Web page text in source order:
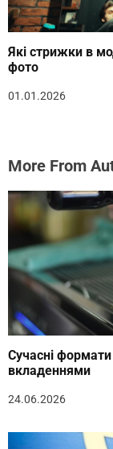
Які стрижки в
фото
01.01.2026
More From
Сучасні
вкладеннями
24.06.2026